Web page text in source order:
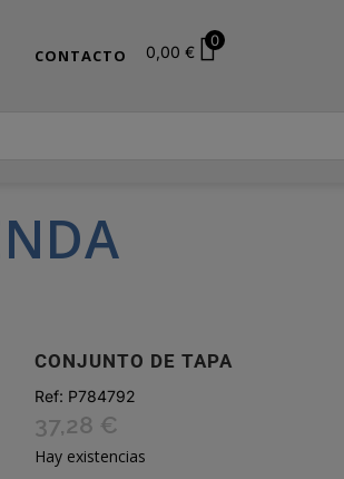
CONTACTO 0,00 €
0
CONJUNTO DE TAPA
Ref: P784792
37,28 €
Hay existencias